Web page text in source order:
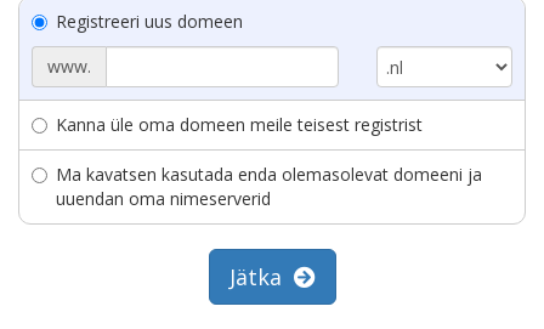
Registreeri uus domeen
www.
Kanna üle oma domeen meile teisest registrist
Ma kavatsen kasutada enda olemasolevat domeeni ja
uuendan oma nimeserverid
Jätka